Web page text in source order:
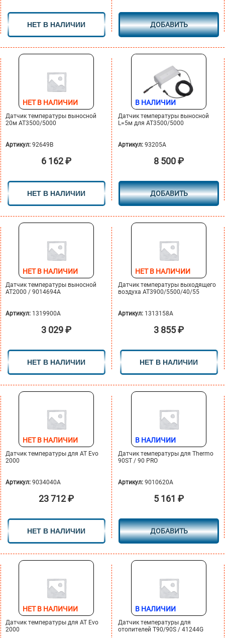
НЕТ В НАЛИЧИИ ДОБАВИТЬ
НЕТ В НАЛИЧИИ
Датчик температуры выносной
20м АТ3500/5000
Артикул: 92649B
6 162₽
НЕТ В НАЛИЧИИ
В НАЛИЧИИ
Датчик температуры выносной
L=5м для AT3500/5000
Артикул: 93205A
8 500₽
ДОБАВИТЬ
НЕТ В НАЛИЧИИ
Датчик температуры выносной
АТ2000 / 9014694A
Артикул: 1319900A
3 029₽
НЕТ В НАЛИЧИИ
НЕТ В НАЛИЧИИ
Датчик температуры выходящего
воздуха АТ3900/5500/40/55
Артикул: 1313158A
3 855₽
НЕТ В НАЛИЧИИ
НЕТ В НАЛИЧИИ
Датчик температуры для AT Evo
2000
Артикул: 9034040A
23 712₽
НЕТ В НАЛИЧИИ
В НАЛИЧИИ
Датчик температуры для Thermo
90ST / 90 PRO
Артикул: 9010620A
5 161 ₽
ДОБАВИТЬ
НЕТ В НАЛИЧИИ
Датчик температуры для АТ Evo
2000
В НАЛИЧИИ
Датчик температуры для
отопителей T90/90S / 41244G